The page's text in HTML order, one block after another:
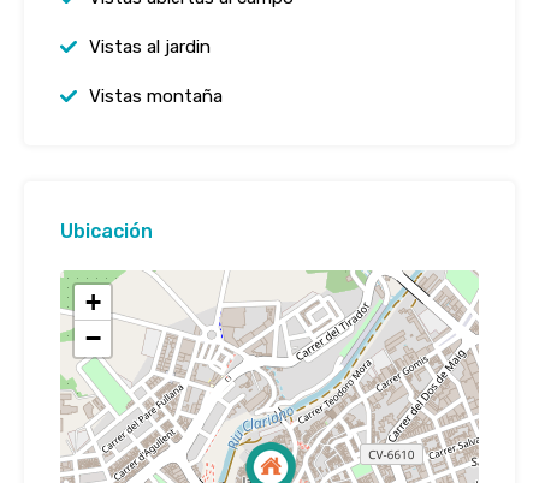
Vistas al jardin
Vistas montaña
Ubicación
+
−